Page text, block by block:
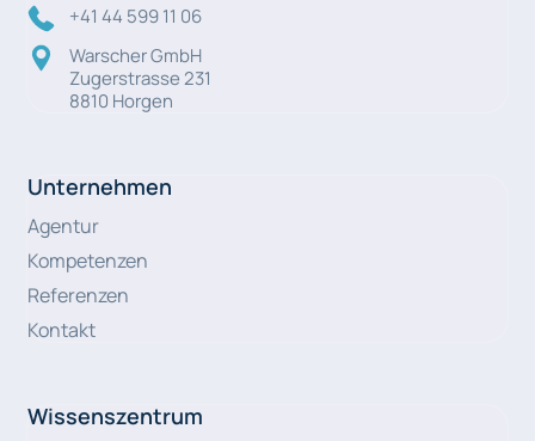
+41 44 599 11 06
Warscher GmbH
Zugerstrasse 231
8810 Horgen
Unternehmen
Agentur
Kompetenzen
Referenzen
Kontakt
Wissenszentrum